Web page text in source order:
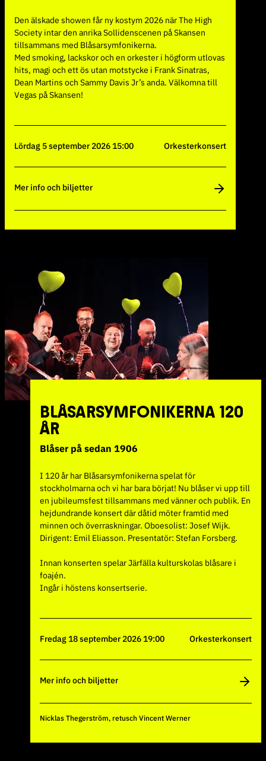
Den älskade showen får ny kostym 2026 när The High
Society intar den anrika Sollidenscenen på Skansen
tillsammans med Blåsarsymfonikerna.
Med smoking, lackskor och en orkester i högform utlovas
hits, magi och ett ös utan motstycke i Frank Sinatras,
Dean Martins och Sammy Davis Jr’s anda. Välkomna till
Vegas på Skansen!
lördag 5 september 2026 15:00 Orkesterkonsert
Mer info och biljetter
BLÅSARSYMFONIKERNA 120
ÅR
Blåser på sedan 1906
I 120 år har Blåsarsymfonikerna spelat för
stockholmarna och vi har bara börjat! Nu blåser vi upp till
en jubileumsfest tillsammans med vänner och publik. En
hejdundrande konsert där dåtid möter framtid med
minnen och överraskningar. Oboesolist: Josef Wijk.
Dirigent: Emil Eliasson. Presentatör: Stefan Forsberg.
Innan konserten spelar Järfälla kulturskolas blåsare i
foajén.
Ingår i höstens konsertserie.
fredag 18 september 2026 19:00 Orkesterkonsert
Mer info och biljetter
Nicklas Thegerström, retusch Vincent Werner